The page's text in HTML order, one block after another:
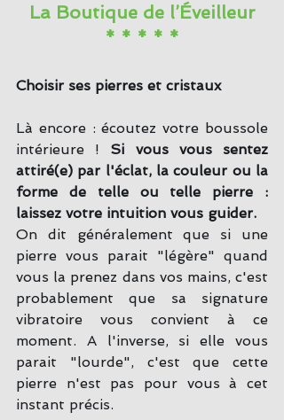
La Boutique de l’Éveilleur
* * * * *
Choisir ses pierres et cristaux
Là encore : écoutez votre boussole
intérieure ! Si vous vous sentez
attiré(e) par l'éclat, la couleur ou la
forme de telle ou telle pierre :
laissez votre intuition vous guider.
On dit généralement que si une
pierre vous parait "légère" quand
vous la prenez dans vos mains, c'est
probablement que sa signature
vibratoire vous convient à ce
moment. A l'inverse, si elle vous
parait "lourde", c'est que cette
pierre n'est pas pour vous à cet
instant précis.